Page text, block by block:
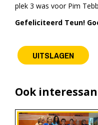
plek 3 was voor Pim
Gefeliciteerd Teun!
UITSLAGEN
Ook